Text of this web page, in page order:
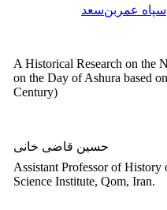
سپاه عمربن‌سعد
A Historical Research on the
on the Day of Ashura based
Century)
حسین قاضی خانی
Assistant Professor of
Science Institute, Qom, Iran.